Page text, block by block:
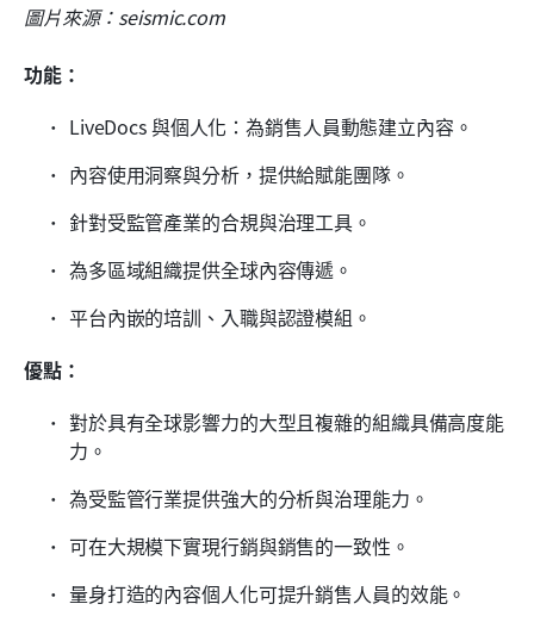
圖片來源：seismic.com
功能：
LiveDocs 與個人化：為銷售人員動態建立內容。
內容使用洞察與分析，提供給賦能團隊。
針對受監管產業的合規與治理工具。
為多區域組織提供全球內容傳遞。
平台內嵌的培訓、入職與認證模組。
優點：
對於具有全球影響力的大型且複雜的組織具備高度能
力。
為受監管行業提供強大的分析與治理能力。
可在大規模下實現行銷與銷售的一致性。
量身打造的內容個人化可提升銷售人員的效能。